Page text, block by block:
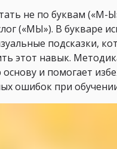
не по буквам («М-
(«МЫ»). В букваре
подсказки,
этот навык.
и помогает
ошибок при